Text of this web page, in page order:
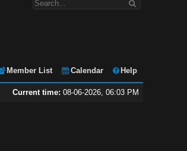
Member List Calendar Help
Current time: 08-06-2026, 06:03 PM